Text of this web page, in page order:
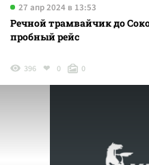
27 апр 2024 в 13:53
Речной трамвайчик до
пробный рейс
396 0 0